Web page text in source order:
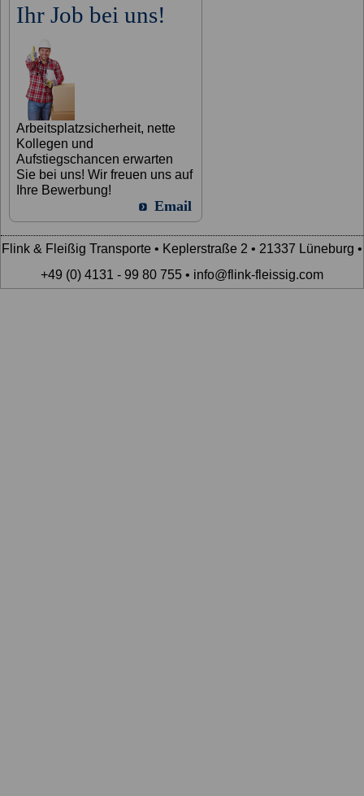
Ihr Job bei uns!
Arbeitsplatzsicherheit, nette
Kollegen und
Aufstiegschancen erwarten
Sie bei uns! Wir freuen uns auf
Ihre Bewerbung!
Email
Flink & Fleißig Transporte • Keplerstraße 2 • 21337 Lüneburg •
+49 (0) 4131 - 99 80 755 • info@flink-fleissig.com